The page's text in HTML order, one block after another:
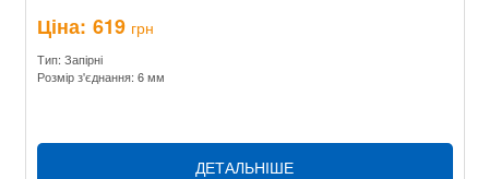
Ціна: 619 грн
Тип: Запірні
Розмір з'єднання: 6 мм
ДЕТАЛЬНІШЕ